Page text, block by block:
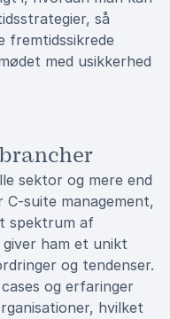
så
fremtidssikrede
med usikkerhed
sektor og mere end
suite management,
spektrum af
ham et unikt
og tendenser.
og erfaringer
hvilket